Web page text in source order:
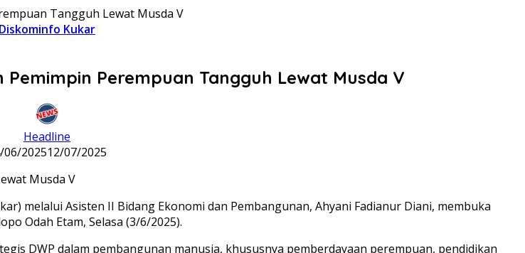
Tangguh Lewat Musda V
Diskominfo Kukar
Perempuan Tangguh Lewat Musda V
Headline
06/202512/07/2025
melalui Asisten II Bidang Ekonomi dan Pembangunan, Ahyani Fadianur Diani, membuka
Odah Etam, Selasa (3/6/2025).
DWP dalam pembangunan manusia, khususnya pemberdayaan perempuan, pendidikan